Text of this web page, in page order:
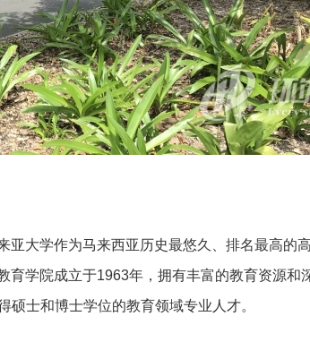
亚大学作为马来西亚历史最悠久、排名最高的
学院成立于1963年，拥有丰富的教育资源和
士和博士学位的教育领域专业人才。